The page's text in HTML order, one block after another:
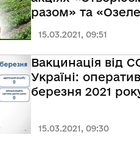
15.03.2021, 09:51
разом» та
15.03.2021, 09:30
Вакцинація від
Україні:
березня 2021